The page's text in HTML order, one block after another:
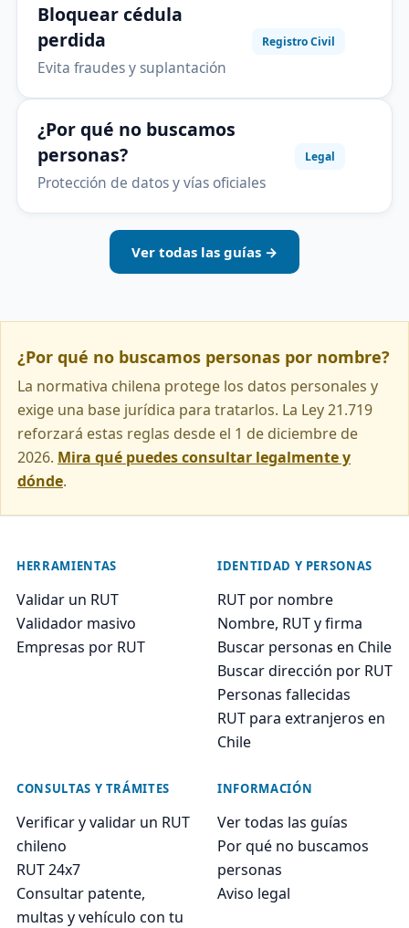
Bloquear cédula
perdida
Evita fraudes y suplantación
Registro Civil
¿Por qué no buscamos
personas?
Protección de datos y vías oficiales
Legal
Ver todas las guías →
¿Por qué no buscamos personas por nombre?
La normativa chilena protege los datos personales y
exige una base jurídica para tratarlos. La Ley 21.719
reforzará estas reglas desde el 1 de diciembre de
2026. Mira qué puedes consultar legalmente y
dónde.
HERRAMIENTAS
Validar un RUT
Validador masivo
Empresas por RUT
IDENTIDAD Y PERSONAS
RUT por nombre
Nombre, RUT y firma
Buscar personas en Chile
Buscar dirección por RUT
Personas fallecidas
RUT para extranjeros en
Chile
CONSULTAS Y TRÁMITES
Verificar y validar un RUT
chileno
RUT 24x7
Consultar patente,
multas y vehículo con tu
INFORMACIÓN
Ver todas las guías
Por qué no buscamos
personas
Aviso legal